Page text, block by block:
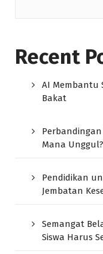
Recent
AI Membantu
Bakat
Mana Unggul?
Pendidikan
Jembatan
Semangat
Siswa Harus